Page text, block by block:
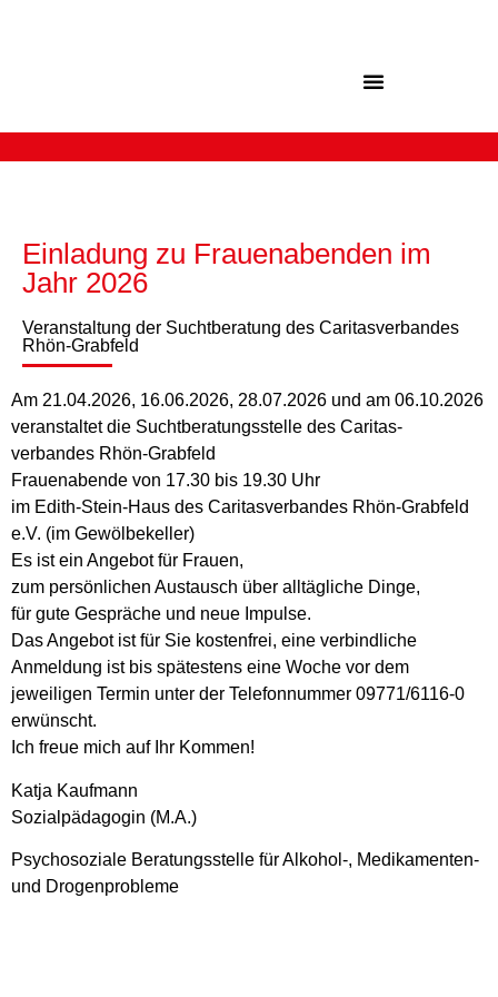
Einladung zu Frauenabenden im
Jahr 2026
Veranstaltung der Suchtberatung des Caritasverbandes
Rhön-Grabfeld
Am 21.04.2026, 16.06.2026, 28.07.2026 und am 06.10.2026
veranstaltet die Suchtberatungsstelle des Caritas-
verbandes Rhön-Grabfeld
Frauenabende von 17.30 bis 19.30 Uhr
im Edith-Stein-Haus des Caritasverbandes Rhön-Grabfeld
e.V. (im Gewölbekeller)
Es ist ein Angebot für Frauen,
zum persönlichen Austausch über alltägliche Dinge,
für gute Gespräche und neue Impulse.
Das Angebot ist für Sie kostenfrei, eine verbindliche
Anmeldung ist bis spätestens eine Woche vor dem
jeweiligen Termin unter der Telefonnummer 09771/6116-0
erwünscht.
Ich freue mich auf Ihr Kommen!
Katja Kaufmann
Sozialpädagogin (M.A.)
Psychosoziale Beratungsstelle für Alkohol-, Medikamenten-
und Drogenprobleme